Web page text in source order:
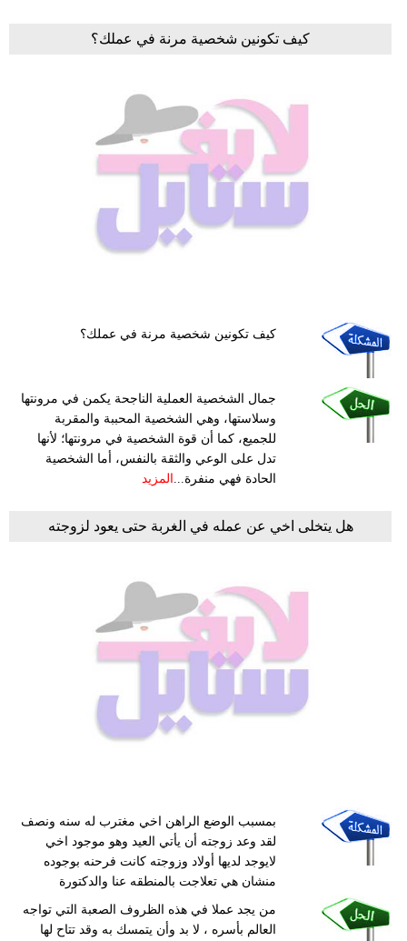
كيف تكونين شخصية مرنة في عملك؟
كيف تكونين شخصية مرنة في عملك؟
جمال الشخصية العملية الناجحة يكمن في مرونتها
وسلاستها، وهي الشخصية المحببة والمقربة
للجميع، كما أن قوة الشخصية في مرونتها؛ لأنها
تدل على الوعي والثقة بالنفس، أما الشخصية
الحادة فهي منفرة... المزيد
هل يتخلى اخي عن عمله في الغربة حتى يعود لزوجته
بمسبب الوضع الراهن اخي مغترب له سنه ونصف
لقد وعد زوجته أن يأتي العيد وهو موجود اخي
لايوجد لديها أولاد وزوجته كانت فرحنه بوجوده
منشان هي تعلاجت بالمنطقه عنا والدكتورة
من يجد عملا في هذه الظروف الصعبة التي تواجه
العالم بأسره ، لا بد وأن يتمسك به وقد تتاح لها